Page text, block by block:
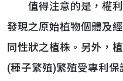
值得注意的是，權利
發現之原始植物個體及
同性狀之植株。另外，
(種子繁殖)繁殖受專利